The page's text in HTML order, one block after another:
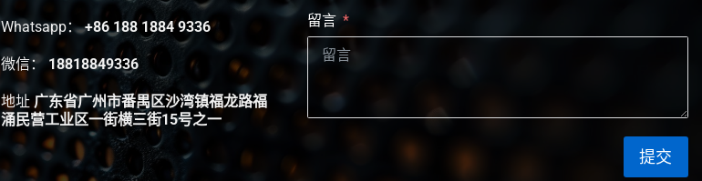
Whatsapp：+86 188 1884 9336
微信： 18818849336
地址 广东省广州市番禺区沙湾镇福龙路福
涌民营工业区一街横三街15号之一
留言
提交